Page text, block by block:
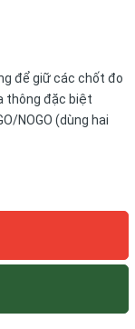
để giữ các chốt đo
thông đặc biệt
NOGO (dùng hai